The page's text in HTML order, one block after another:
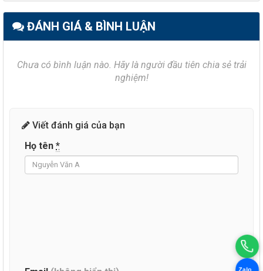
ĐÁNH GIÁ & BÌNH LUẬN
Chưa có bình luận nào. Hãy là người đầu tiên chia sẻ trải
nghiệm!
Viết đánh giá của bạn
Họ tên *
Zalo